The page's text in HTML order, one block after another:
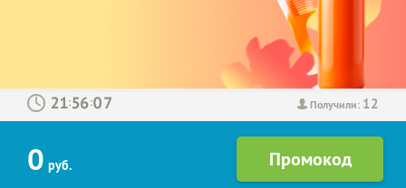
Получили: 12
: :
0 руб.